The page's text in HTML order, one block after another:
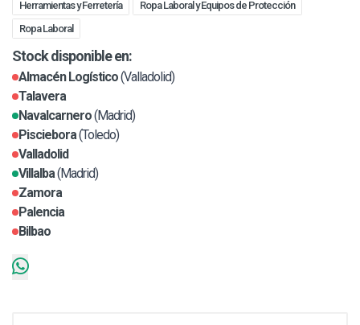
Herramientas y Ferretería
Ropa Laboral y Equipos de Protección
Ropa Laboral
Stock disponible en:
Almacén Logístico(Valladolid)
Talavera
Navalcarnero(Madrid)
Pisciebora(Toledo)
Valladolid
Villalba(Madrid)
Zamora
Palencia
Bilbao